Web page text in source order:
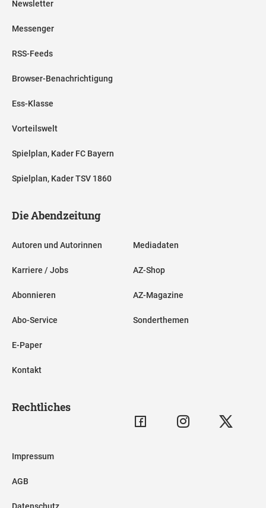
Newsletter
Messenger
RSS-Feeds
Browser-Benachrichtigung
Ess-Klasse
Vorteilswelt
Spielplan, Kader FC Bayern
Spielplan, Kader TSV 1860
Die Abendzeitung
Autoren und Autorinnen
Karriere / Jobs
Abonnieren
Abo-Service
E-Paper
Kontakt
Mediadaten
AZ-Shop
AZ-Magazine
Sonderthemen
Rechtliches
Impressum
AGB
Datenschutz